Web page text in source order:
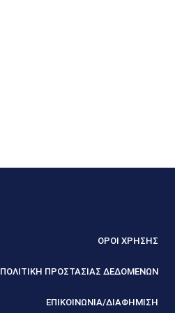
ΟΡΟΙ ΧΡΗΣΗΣ
ΠΟΛΙΤΙΚΗ ΠΡΟΣΤΑΣΙΑΣ ΔΕΔΟΜΕΝΩΝ
ΕΠΙΚΟΙΝΩΝΙΑ/ΔΙΑΦΗΜΙΣΗ